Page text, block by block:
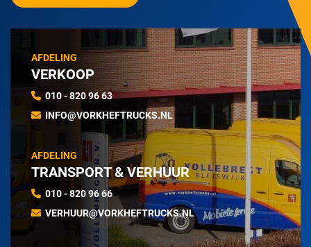
AFDELING
VERKOOP
010 - 820 96 63
INFO@VORKHEFTRUCKS.NL
AFDELING
TRANSPORT & VERHUUR
010 - 820 96 66
VERHUUR@VORKHEFTRUCKS.NL